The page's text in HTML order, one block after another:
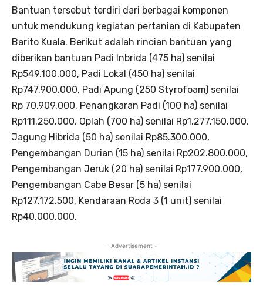
Bantuan tersebut terdiri dari berbagai komponen
untuk mendukung kegiatan pertanian di Kabupaten
Barito Kuala. Berikut adalah rincian bantuan yang
diberikan bantuan Padi Inbrida (475 ha) senilai
Rp549.100.000, Padi Lokal (450 ha) senilai
Rp747.900.000, Padi Apung (250 Styrofoam) senilai
Rp 70.909.000, Penangkaran Padi (100 ha) senilai
Rp111.250.000, Oplah (700 ha) senilai Rp1.277.150.000,
Jagung Hibrida (50 ha) senilai Rp85.300.000,
Pengembangan Durian (15 ha) senilai Rp202.800.000,
Pengembangan Jeruk (20 ha) senilai Rp177.900.000,
Pengembangan Cabe Besar (5 ha) senilai
Rp127.172.500, Kendaraan Roda 3 (1 unit) senilai
Rp40.000.000.
- Advertisement -